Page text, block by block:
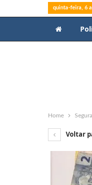
quinta-feira, 6
Home
Voltar